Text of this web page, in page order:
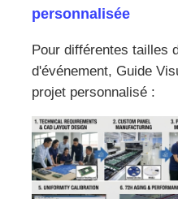
personnalisée
Pour différentes tailles
d'événement, Guide
projet personnalisé :